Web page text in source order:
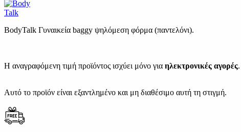
BodyTalk Γυναικεία baggy ψηλόμεση φόρμα (παντελόνι).
Η αναγραφόμενη τιμή προϊόντος ισχύει μόνο για ηλεκτρονικές αγορές.
Αυτό το προϊόν είναι εξαντλημένο και μη διαθέσιμο αυτή τη στιγμή.